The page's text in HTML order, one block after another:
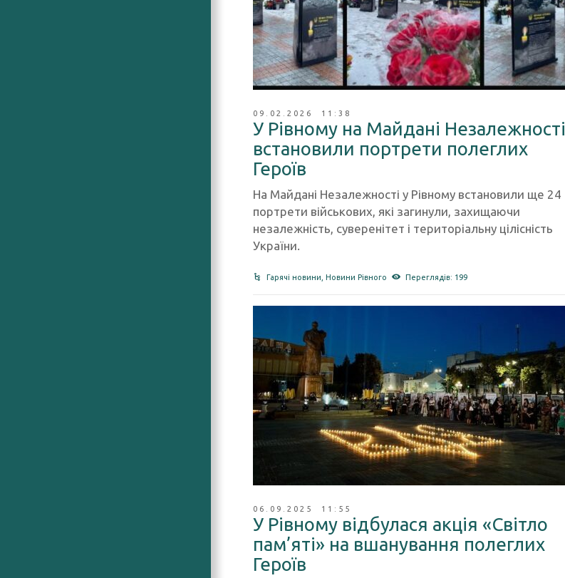
09.02.2026 11:38
У Рівному на Майдані Незалежності
встановили портрети полеглих
Героїв
На Майдані Незалежності у Рівному встановили ще 24
портрети військових, які загинули, захищаючи
незалежність, суверенітет і територіальну цілісність
України.
Гарячі новини ,Новини Рівного Переглядів: 199
06.09.2025 11:55
У Рівному відбулася акція «Світло
пам’яті» на вшанування полеглих
Героїв